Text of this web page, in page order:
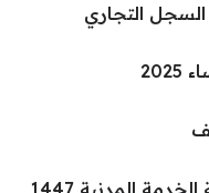
التجاري
المدنية 1447